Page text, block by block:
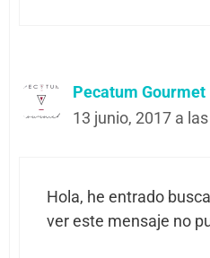
Pecatum Gourmet
13 junio, 2017 a
Hola, he entrado
ver este mensaje no